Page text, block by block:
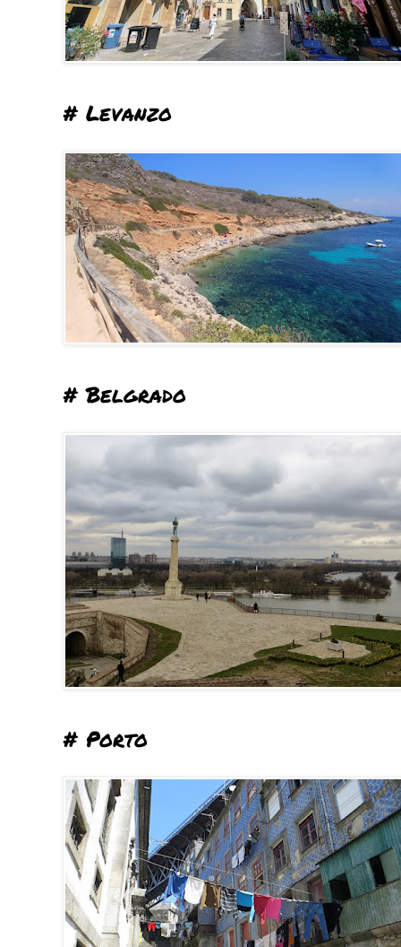
# Levanzo
# Belgrado
# Porto